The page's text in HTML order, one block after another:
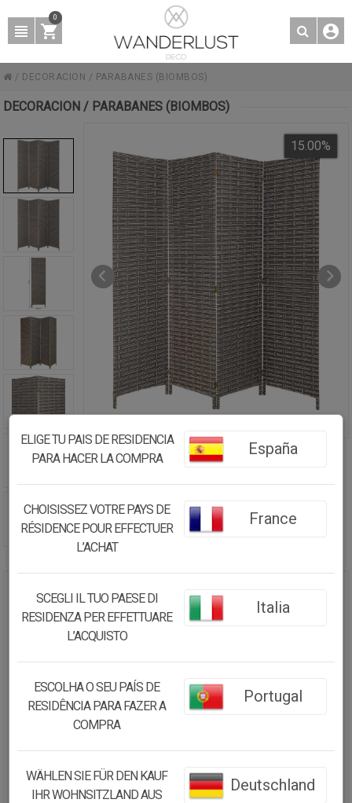
0
/ DECORACION / PARABANES (BIOMBOS)
DECORACION / PARABANES (BIOMBOS)
BIOMBO DE PAPEL TRENZADO 4
HOJAS 50(X4)X3X180H CM
15.00%
Disponibilidad: Disponible
ELIGE TU PAIS DE RESIDENCIA
PARA HACER LA COMPRA
España
CHOISISSEZ VOTRE PAYS DE
RÉSIDENCE POUR EFFECTUER
L’ACHAT
France
SCEGLI IL TUO PAESE DI
RESIDENZA PER EFFETTUARE
L’ACQUISTO
Italia
ESCOLHA O SEU PAÍS DE
RESIDÊNCIA PARA FAZER A
COMPRA
Portugal
WÄHLEN SIE FÜR DEN KAUF
IHR WOHNSITZLAND AUS
Deutschland